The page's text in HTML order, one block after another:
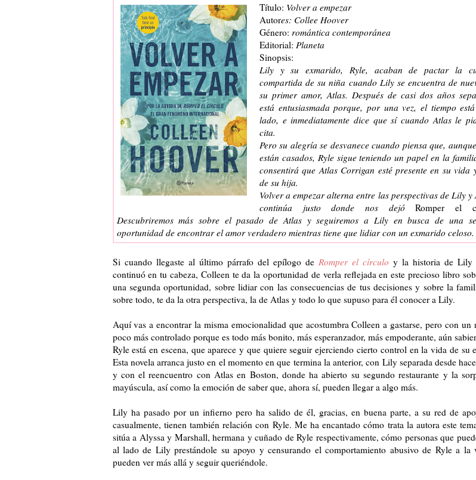
Título: Volver a empezar
Autores: Collee Hoover
Género: romántica contemporánea
Editorial: Planeta
Sinopsis:
Lily y su exmarido, Ryle, acaban de pactar la
compartida de su niña cuando Lily se encuentra de
su primer amor, Atlas. Después de casi dos años
está entusiasmada porque, por una vez, el tiempo
lado, e inmediatamente dice que sí cuando Atlas le
cita.
Pero su alegría se desvanece cuando piensa que,
están casados, Ryle sigue teniendo un papel en la
consentirá que Atlas Corrigan esté presente en su vida
de su hija.
Volver a empezaralterna entre las perspectivas de Lily y
continúa justo donde nos dejóRomper el
Descubriremos más sobre el pasado de Atlas y seguiremos a Lily en busca de una
oportunidad de encontrar el amor verdadero mientras tiene que lidiar con un exmarido celoso.
Si cuando llegaste al último párrafo del epílogo de Romper el círculo y la historia de Lily
continuó en tu cabeza, Colleen te da la oportunidad de verla reflejada en este precioso libro
una segunda oportunidad, sobre lidiar con las consecuencias de tus decisiones y sobre la
sobre todo, te da la otra perspectiva, la de Atlas y todo lo que supuso para él conocer a Lily.
Aquí vas a encontrar la misma emocionalidad que acostumbra Colleen a gastarse, pero con un
poco más controlado porque es todo más bonito, más esperanzador, más empoderante, aún
Ryle está en escena, que aparece y que quiere seguir ejerciendo cierto control en la vida de su
Esta novela arranca justo en el momento en que termina la anterior, con Lily separada desde
y con el reencuentro con Atlas en Boston, donde ha abierto su segundo restaurante y la
mayúscula, así como la emoción de saber que, ahora sí, pueden llegar a algo más.
Lily ha pasado por un infierno pero ha salido de él, gracias, en buena parte, a su red de
casualmente, tienen también relación con Ryle. Me ha encantado cómo trata la autora este
sitúa a Alyssa y Marshall, hermana y cuñado de Ryle respectivamente, cómo personas que
al lado de Lily prestándole su apoyo y censurando el comportamiento abusivo de Ryle a la
pueden ver más allá y seguir queriéndole.